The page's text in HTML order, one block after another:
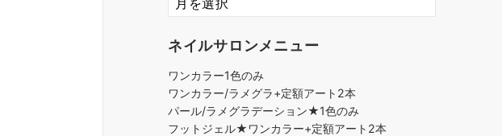
ネイルサロンメニュー
ワンカラー1色のみ
ワンカラー/ラメグラ+定額アート2本
パール/ラメグラデーション★1色のみ
フットジェル★ワンカラー+定額アート2本